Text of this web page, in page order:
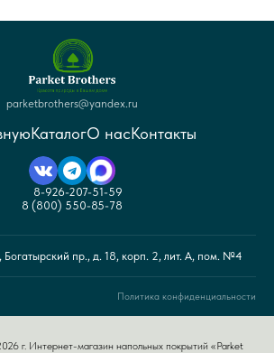
parketbrothers@yandex.ru
КаталогО насКонтакты
8-926-207-51-59
8 (800) 550-85-78
Богатырский пр., д. 18, корп. 2, лит. А, пом. №4
Политика конфиденциальности
г. Интернет-магазин напольных покрытий «Parket